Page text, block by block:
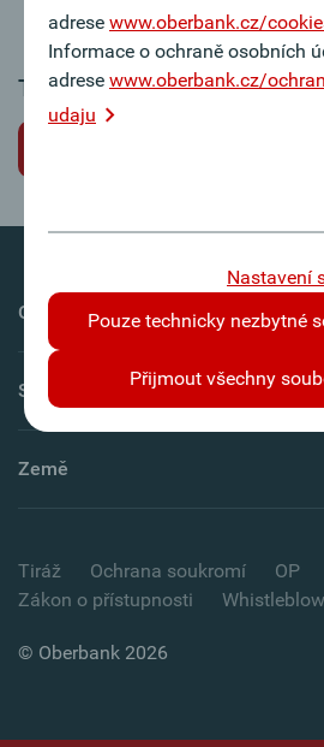
Tato pracovní pozice
adrese www.oberbank.cz/
Informace o ochraně osobních
adrese www.oberbank.cz/
udaju
Nastavení
Pouze technicky nezbytné
Přijmout všechny
Oberbank AG
Servis
Země
Tiráž Ochrana soukromí
OP
Zákon o přístupnosti
© Oberbank 2026